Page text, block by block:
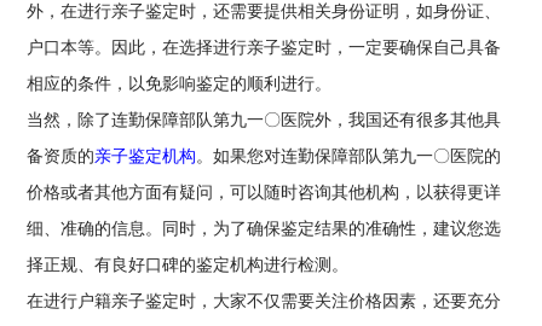
外，在进行亲子鉴定时，还需要提供相关身份证明，如身份证、
户口本等。因此，在选择进行亲子鉴定时，一定要确保自己具备
相应的条件，以免影响鉴定的顺利进行。
当然，除了连勤保障部队第九一〇医院外，我国还有很多其他具
备资质的亲子鉴定机构。如果您对连勤保障部队第九一〇医院的
价格或者其他方面有疑问，可以随时咨询其他机构，以获得更详
细、准确的信息。同时，为了确保鉴定结果的准确性，建议您选
择正规、有良好口碑的鉴定机构进行检测。
在进行户籍亲子鉴定时，大家不仅需要关注价格因素，还要充分